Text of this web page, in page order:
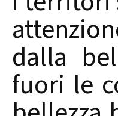
dalla
fuori le